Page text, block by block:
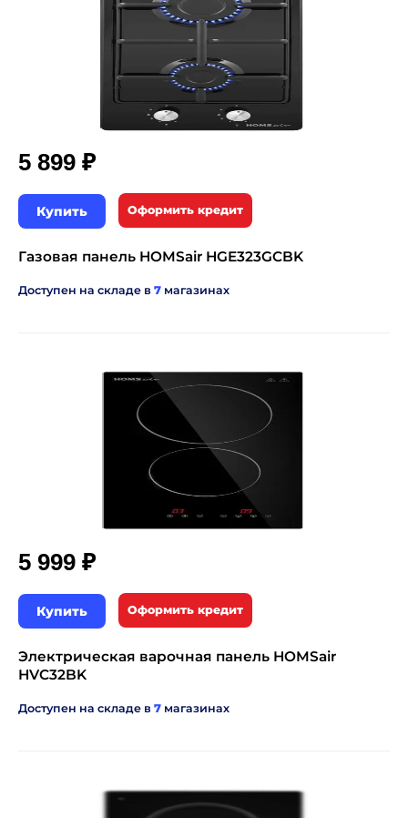
5 899 ₽
Купить Оформить кредит
Газовая панель HOMSair HGE323GCBK
Доступен на складе в 7 магазинах
5 999 ₽
Купить Оформить кредит
Электрическая варочная панель HOMSair
HVC32BK
Доступен на складе в 7 магазинах